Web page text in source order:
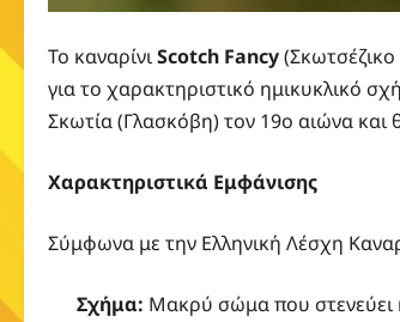
Το καναρίνιScotch Fancy
για το χαρακτηριστικό ημικυκλικό
Σκωτία (Γλασκόβη) τον 19ο αιώνα και
Χαρακτηριστικά Εμφάνισης
Σύμφωνα με την Ελληνική Λέσχη
Σχήμα: Μακρύ σώμα που στενεύει